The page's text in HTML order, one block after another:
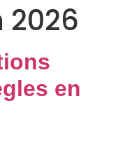
2026
en